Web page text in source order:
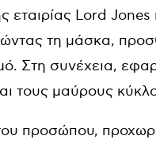
εταιρίας Lord
τη μάσκα,
Στη συνέχεια,
τους μαύρους
προσώπου,